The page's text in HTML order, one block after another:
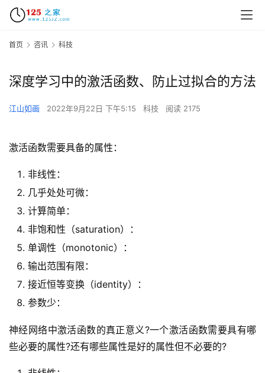
首页 咨讯 科技
深度学习中的激活函数、防止过拟合的方法
江山如画 2022年9月22日 下午5:15 科技 阅读 2175
激活函数需要具备的属性：
非线性：
几乎处处可微：
计算简单：
非饱和性（saturation）：
单调性（monotonic）：
输出范围有限：
接近恒等变换（identity）：
参数少：
神经网络中激活函数的真正意义?一个激活函数需要具有哪
些必要的属性?还有哪些属性是好的属性但不必要的?